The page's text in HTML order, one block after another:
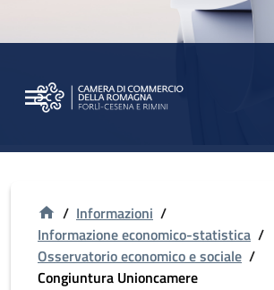
/ Informazioni /
Informazione economico-statistica /
Osservatorio economico e sociale /
Congiuntura Unioncamere